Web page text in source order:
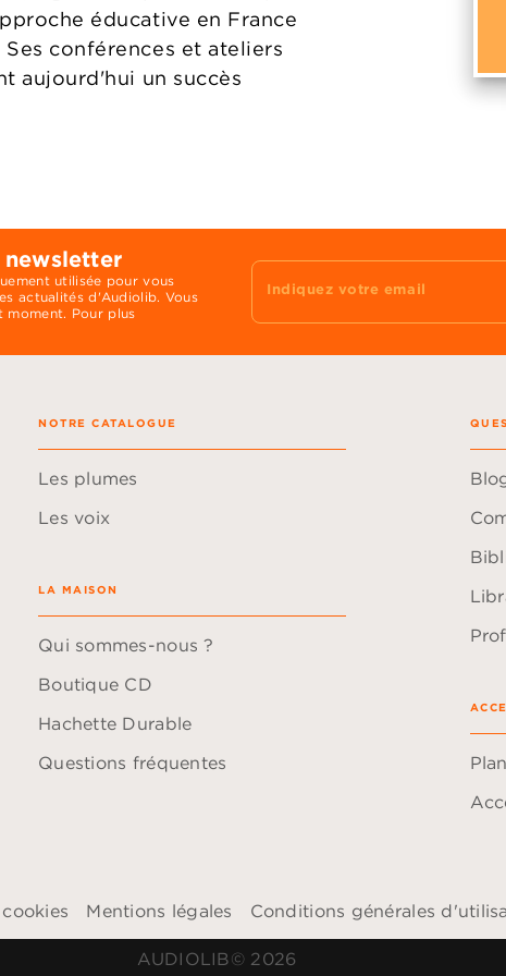
éducative en France
conférences et ateliers
aujourd'hui un succès
newsletter
utilisée pour vous
actualités d'Audiolib. Vous
moment. Pour plus
Indiquez votre email
NOTRE CATALOGUE
Les plumes
Les voix
LA MAISON
Qui sommes-nous ?
Boutique CD
Hachette Durable
Questions fréquentes
Mentions légales Conditions générales
AUDIOLIB© 2026